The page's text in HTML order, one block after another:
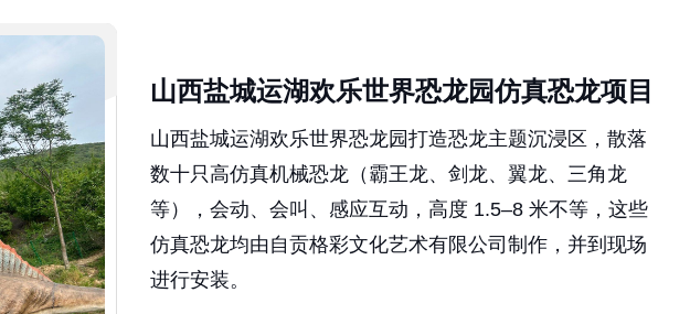
山西盐城运湖欢乐世界恐龙园仿真恐龙项目
山西盐城运湖欢乐世界恐龙园打造恐龙主题沉浸区，散落
数十只高仿真机械恐龙（霸王龙、剑龙、翼龙、三角龙
等），会动、会叫、感应互动，高度 1.5–8 米不等，这些
仿真恐龙均由自贡格彩文化艺术有限公司制作，并到现场
进行安装。